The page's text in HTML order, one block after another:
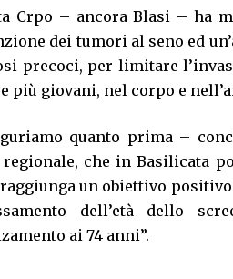
Crpo – ancora Blasi –
dei tumori al seno ed
precoci, per limitare
più giovani, nel corpo e
quanto prima –
regionale, che in Basilicata
un obiettivo
dell’età dello
ai 74 anni”.